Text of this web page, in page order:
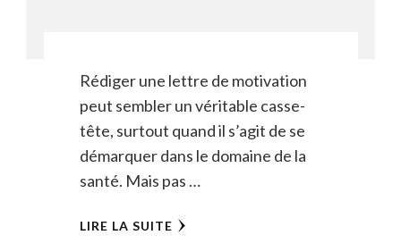
Rédiger une lettre de motivation
peut sembler un véritable casse-
tête, surtout quand il s’agit de se
démarquer dans le domaine de la
santé. Mais pas …
LIRE LA SUITE